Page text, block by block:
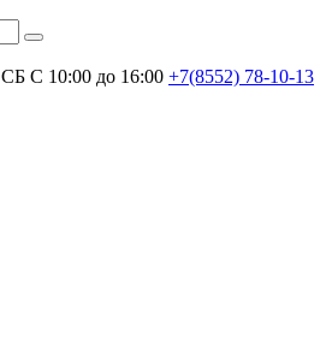
СБ С 10:00 до 16:00 +7(8552) 78-10-13